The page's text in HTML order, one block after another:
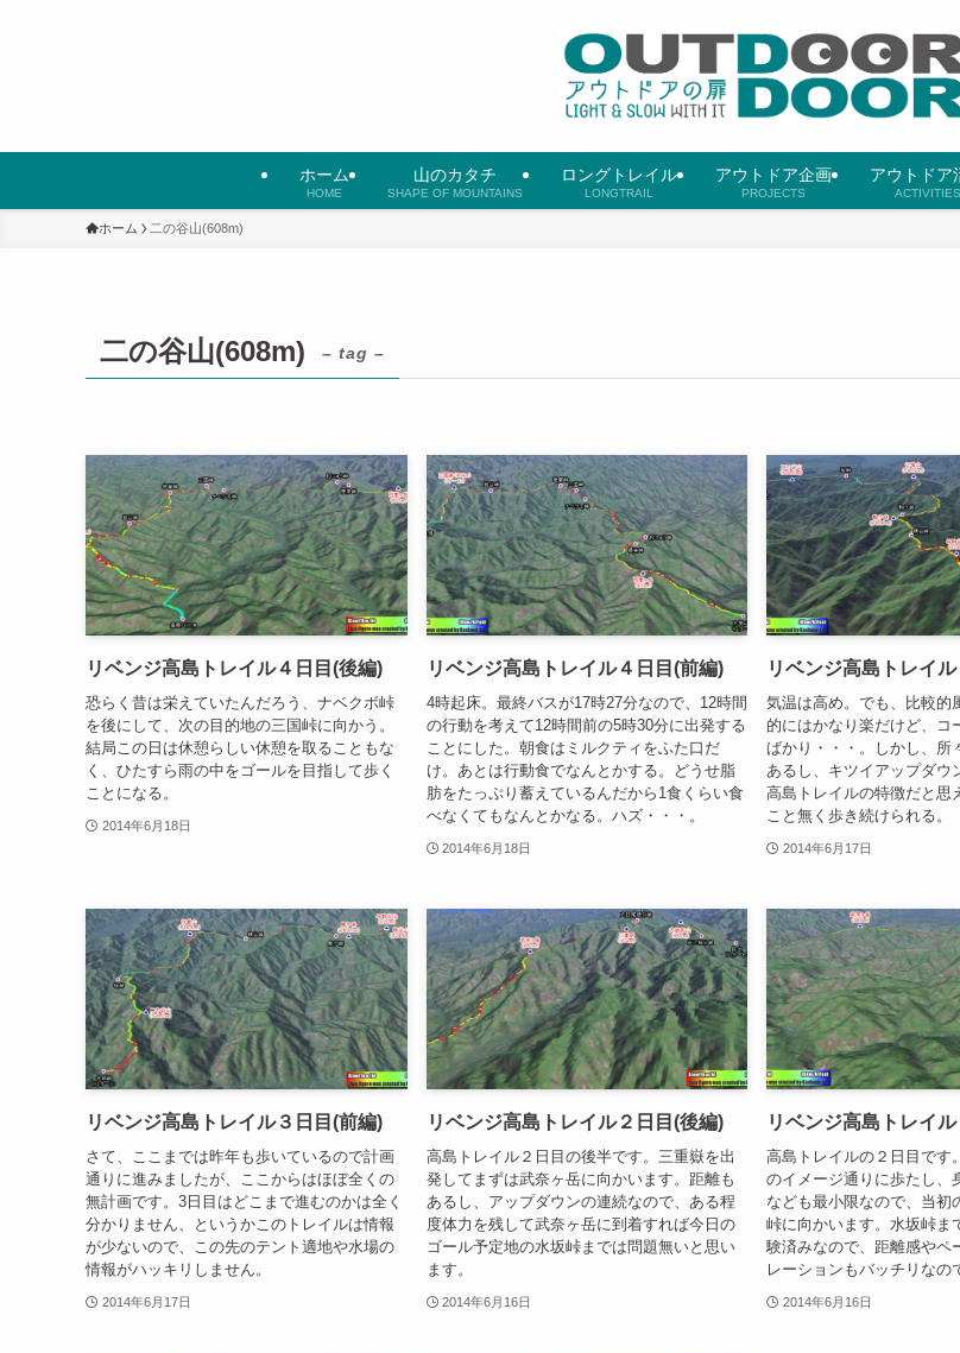
ホーム
HOME
山のカタチ
SHAPE OF MOUNTAINS
ロングトレイル
LONGTRAIL
アウトドア企画
PROJECTS
アウトドア
ACTIVITIES
ホーム 二の谷山(608m)
二の谷山(608m) – tag –
リベンジ高島トレイル４日目(後編)
恐らく昔は栄えていたんだろう、ナベクボ峠
を後にして、次の目的地の三国峠に向かう。
結局この日は休憩らしい休憩を取ることもな
く、ひたすら雨の中をゴールを目指して歩く
ことになる。
2014年6月18日
リベンジ高島トレイル４日目(前編)
4時起床。最終バスが17時27分なので、12時間
の行動を考えて12時間前の5時30分に出発する
ことにした。朝食はミルクティをふた口だ
け。あとは行動食でなんとかする。どうせ脂
肪をたっぷり蓄えているんだから1食くらい食
べなくてもなんとかなる。ハズ・・・。
2014年6月18日
リベンジ高島トレイ
気温は高め。でも、比較的
的にはかなり楽だけど、コ
ばかり・・・。しかし、所
あるし、キツイアップダウ
高島トレイルの特徴だと思
こと無く歩き続けられる。
2014年6月17日
リベンジ高島トレイル３日目(前編)
さて、ここまでは昨年も歩いているので計画
通りに進みましたが、ここからはほぼ全くの
無計画です。3日目はどこまで進むのかは全く
分かりません、というかこのトレイルは情報
が少ないので、この先のテント適地や水場の
情報がハッキリしません。
2014年6月17日
リベンジ高島トレイル２日目(後編)
高島トレイル２日目の後半です。三重嶽を出
発してまずは武奈ヶ岳に向かいます。距離も
あるし、アップダウンの連続なので、ある程
度体力を残して武奈ヶ岳に到着すれば今日の
ゴール予定地の水坂峠までは問題無いと思い
ます。
2014年6月16日
リベンジ高島トレイ
高島トレイルの２日目です
のイメージ通りに歩たし、
なども最小限なので、当初
峠に向かいます。水坂峠ま
験済みなので、距離感やペ
レーションもバッチリなの
2014年6月16日